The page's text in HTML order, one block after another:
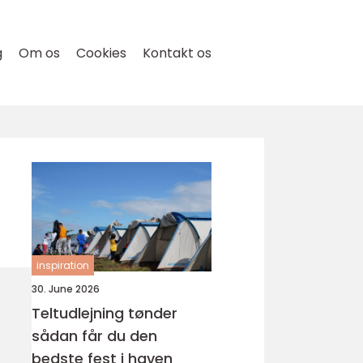
Om os Cookies Kontakt os
inspiration
30. June 2026
Teltudlejning tønder
sådan får du den
bedste fest i haven